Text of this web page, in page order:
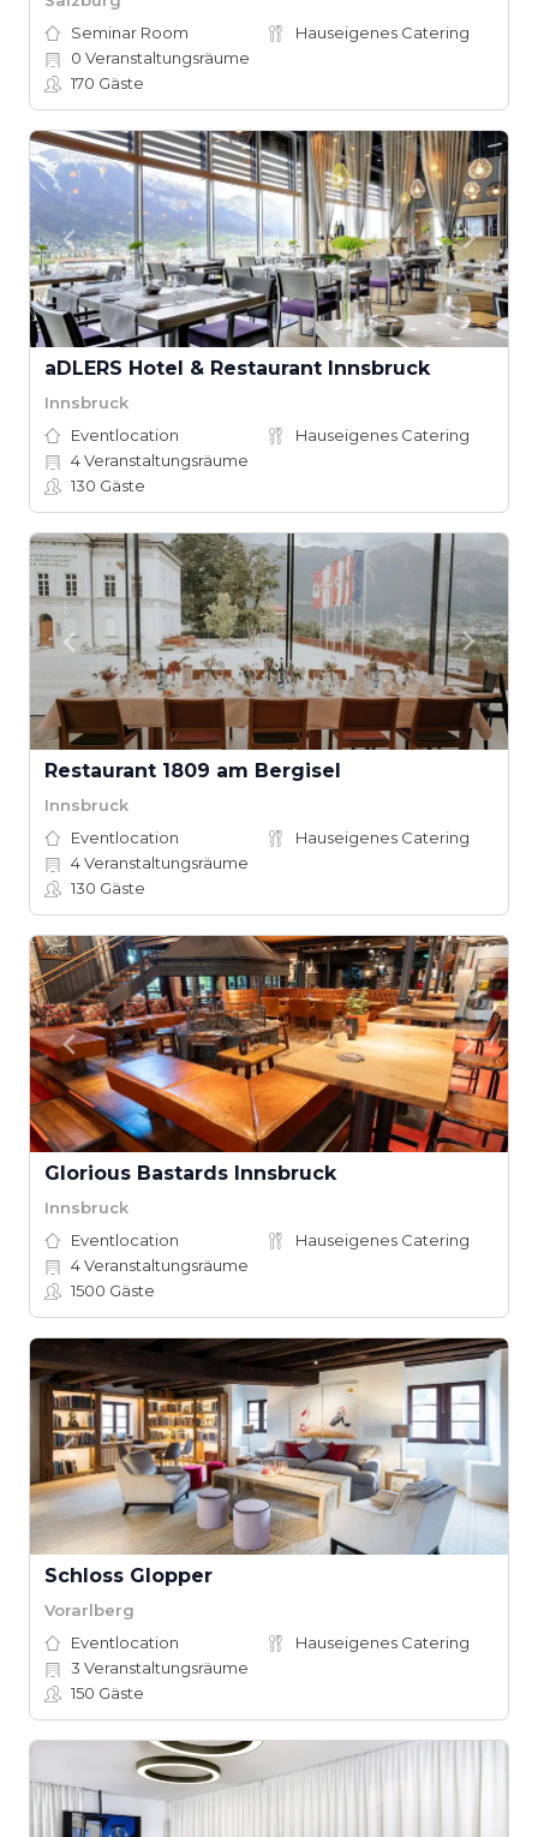
Seminar Room
Hauseigenes Catering
0 Veranstaltungsräume
170 Gäste
aDLERS Hotel & Restaurant Innsbruck
Innsbruck
Eventlocation
Hauseigenes Catering
4Veranstaltungsräume
130 Gäste
Restaurant 1809 am Bergisel
Innsbruck
Eventlocation
Hauseigenes Catering
4Veranstaltungsräume
130 Gäste
Glorious Bastards Innsbruck
Innsbruck
Eventlocation
Hauseigenes Catering
4Veranstaltungsräume
1500 Gäste
Schloss Glopper
Vorarlberg
Eventlocation
Hauseigenes Catering
3 Veranstaltungsräume
150 Gäste